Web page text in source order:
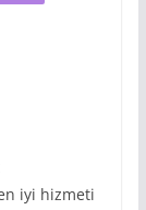
iyi hizmeti